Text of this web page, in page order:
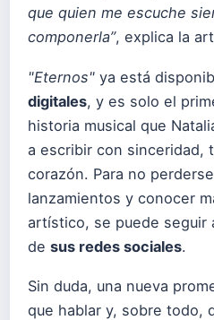
que quien me escuche
componerla”, explica la
"Eternos" ya está
digitales, y es solo el
historia musical que
a escribir con sinceridad,
corazón. Para no
lanzamientos y conocer
artístico, se puede seguir
de sus redes sociales.
Sin duda, una nueva
que hablar y, sobre todo,